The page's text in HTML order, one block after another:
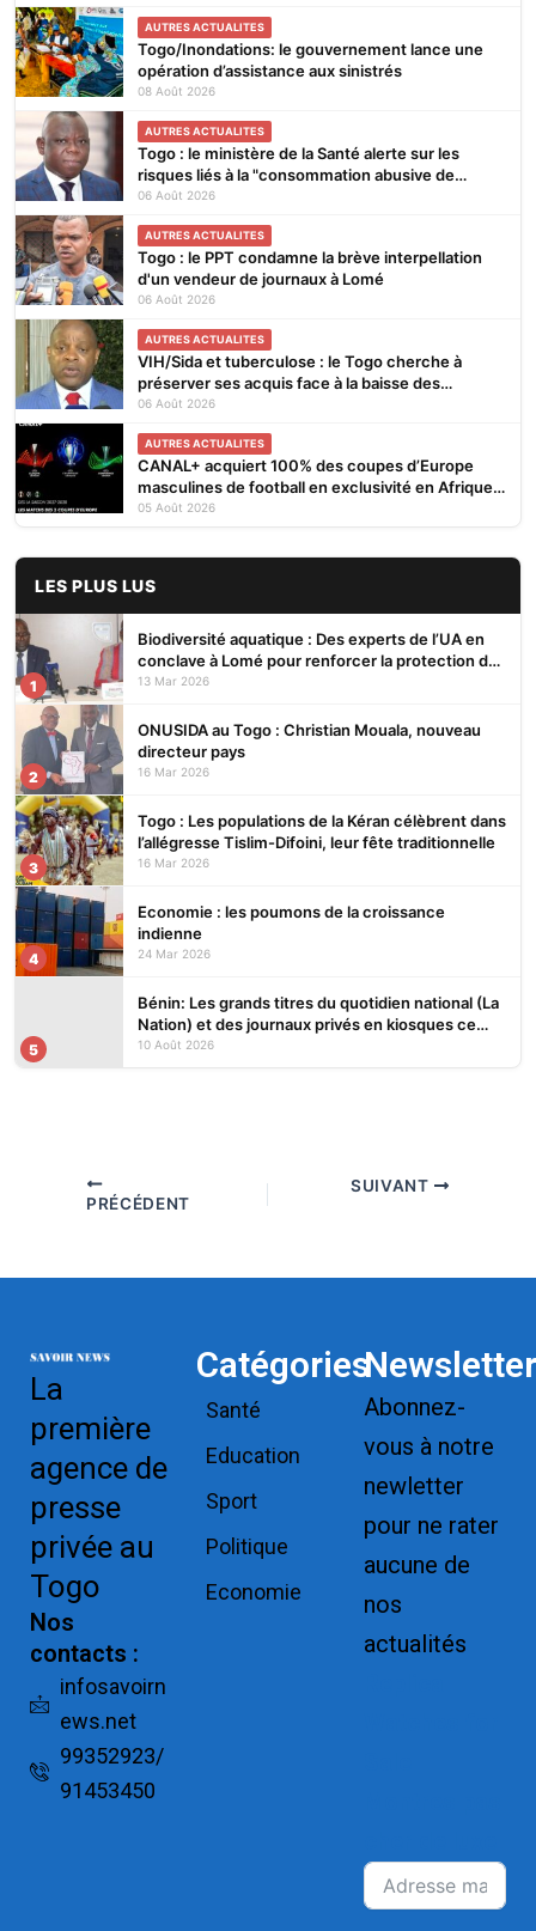
AUTRES ACTUALITES
Togo/Inondations: le gouvernement lance une
opération d’assistance aux sinistrés
08 Août 2026
AUTRES ACTUALITES
Togo : le ministère de la Santé alerte sur les
risques liés à la "consommation abusive de
boissons énergisantes et de substances
06 Août 2026
AUTRES ACTUALITES
Togo : le PPT condamne la brève interpellation
d'un vendeur de journaux à Lomé
06 Août 2026
AUTRES ACTUALITES
VIH/Sida et tuberculose : le Togo cherche à
préserver ses acquis face à la baisse des
financements
06 Août 2026
AUTRES ACTUALITES
CANAL+ acquiert 100% des coupes d’Europe
masculines de football en exclusivité en Afrique
subsaharienne pour 4 saisons jusqu’en 2031
05 Août 2026
LES PLUS LUS
1
Biodiversité aquatique : Des experts de l’UA en
conclave à Lomé pour renforcer la protection des
écosystèmes
13 Mar 2026
2
ONUSIDA au Togo : Christian Mouala, nouveau
directeur pays
16 Mar 2026
3
Togo : Les populations de la Kéran célèbrent dans
l’allégresse Tislim-Difoini, leur fête traditionnelle
16 Mar 2026
4
Economie : les poumons de la croissance
indienne
24 Mar 2026
5
Bénin: Les grands titres du quotidien national (La
Nation) et des journaux privés en kiosques ce
lundi 10 Août 2026
10 Août 2026
PRÉCÉDENT
SUIVANT
La
première
agence de
presse
privée au
Togo
Nos
contacts :
infosavoirn
ews.net
99352923/
91453450
Catégories
Santé
Education
Sport
Politique
Economie
Newsletter
Abonnez-
vous à notre
newletter
pour ne rater
aucune de
nos
actualités